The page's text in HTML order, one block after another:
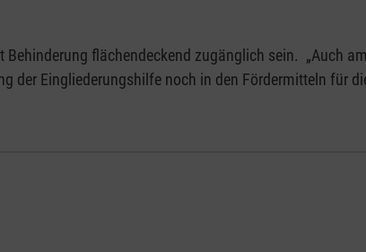
flächendeckend zugänglich sein. „Auch
der Eingliederungshilfe noch in den Fördermitteln für